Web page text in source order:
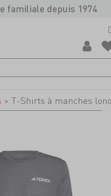
familiale depuis 1974
> T-Shirts à manches